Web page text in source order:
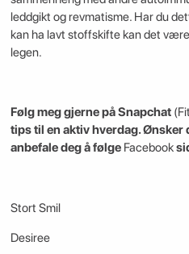
leddgikt og revmatisme. Har du
kan ha lavt stoffskifte kan det
legen.
Følg meg gjerne på Snapchat
tips til en aktiv hverdag.
anbefale deg å følge Facebook
Stort Smil
Desiree